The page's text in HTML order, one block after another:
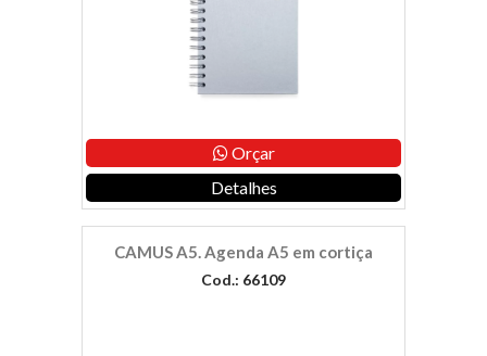
Orçar
Detalhes
CAMUS A5. Agenda A5 em cortiça
Cod.: 66109